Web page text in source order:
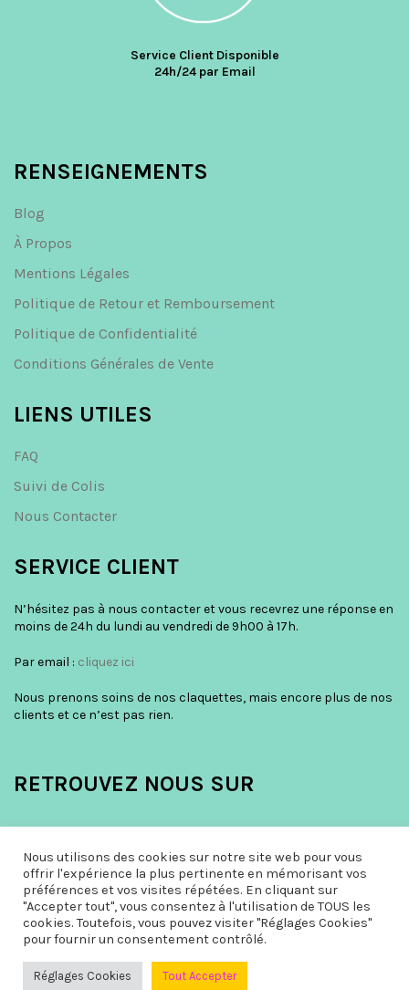
Service Client Disponible
24h/24 par Email
RENSEIGNEMENTS
Blog
À Propos
Mentions Légales
Politique de Retour et Remboursement
Politique de Confidentialité
Conditions Générales de Vente
LIENS UTILES
FAQ
Suivi de Colis
Nous Contacter
SERVICE CLIENT
N’hésitez pas à nous contacter et vous recevrez une réponse en
moins de 24h du lundi au vendredi de 9h00 à 17h.
Par email : cliquez ici
Nous prenons soins de nos claquettes, mais encore plus de nos
clients et ce n’est pas rien.
RETROUVEZ NOUS SUR
Nous utilisons des cookies sur notre site web pour vous
offrir l'expérience la plus pertinente en mémorisant vos
préférences et vos visites répétées. En cliquant sur
"Accepter tout", vous consentez à l'utilisation de TOUS les
cookies. Toutefois, vous pouvez visiter "Réglages Cookies"
pour fournir un consentement contrôlé.
Réglages Cookies Tout Accepter